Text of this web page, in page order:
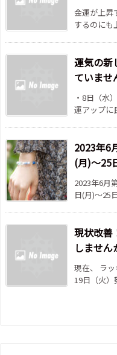
金運が上昇
するのにも
運気の新
ていませ
・8日（水
運アップに
2023年6
(月)～25
2023年6月
日(月)～25
現状改善
しません
現在、 ラ
19日（火）